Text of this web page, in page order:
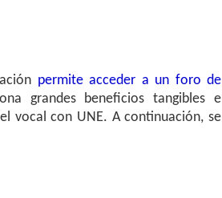
permite acceder a un foro de
grandes beneficios tangibles e
vocal con UNE. A continuación, se